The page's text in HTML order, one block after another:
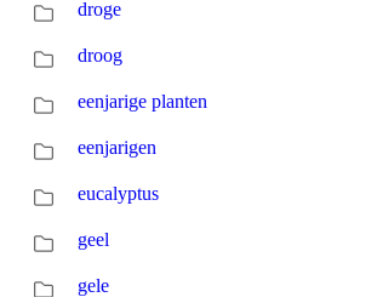
droge
droog
eenjarige planten
eenjarigen
eucalyptus
geel
gele